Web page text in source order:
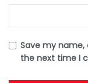
Save my name,
the next time I